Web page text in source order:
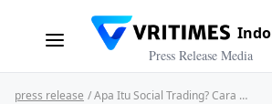
Press Release Media
press release / Apa Itu Social Trading? Cara Kerja dan Keuntungannya